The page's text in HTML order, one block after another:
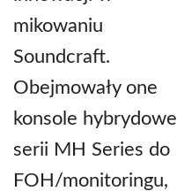
mikowaniu
Soundcraft.
Obejmowały one
konsole hybrydowe
serii MH Series do
FOH/monitoringu,